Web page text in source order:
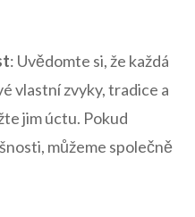
: Uvědomte si, že každá⁢
vlastní ⁤zvyky, tradice a
⁤jim ⁤úctu. Pokud​
‌můžeme společně